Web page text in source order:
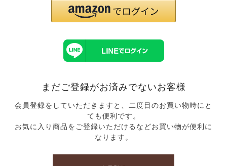
まだご登録がお済みでないお客様
会員登録をしていただきますと、二度目のお買い物時にと
ても便利です。
お気に入り商品をご登録いただけるなどお買い物が便利に
なります。